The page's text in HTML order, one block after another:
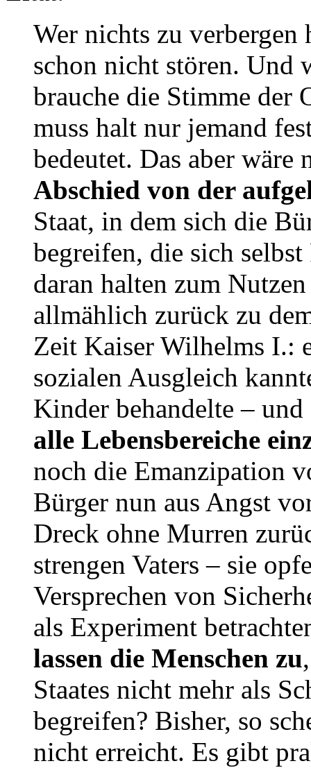
Wer nichts zu verbergen
schon nicht stören. Und
brauche die Stimme der
muss halt nur jemand
bedeutet. Das aber wäre
Abschied von der
Staat, in dem sich die
begreifen, die sich
daran halten zum
allmählich zurück zu
Zeit Kaiser Wilhelms I.:
sozialen Ausgleich
Kinder behandelte –
alle Lebensbereiche
noch die Emanzipation
Bürger nun aus Angst
Dreck ohne Murren
strengen Vaters – sie
Versprechen von
als Experiment
lassen die Menschen zu
Staates nicht mehr als
begreifen? Bisher, so
nicht erreicht. Es gibt